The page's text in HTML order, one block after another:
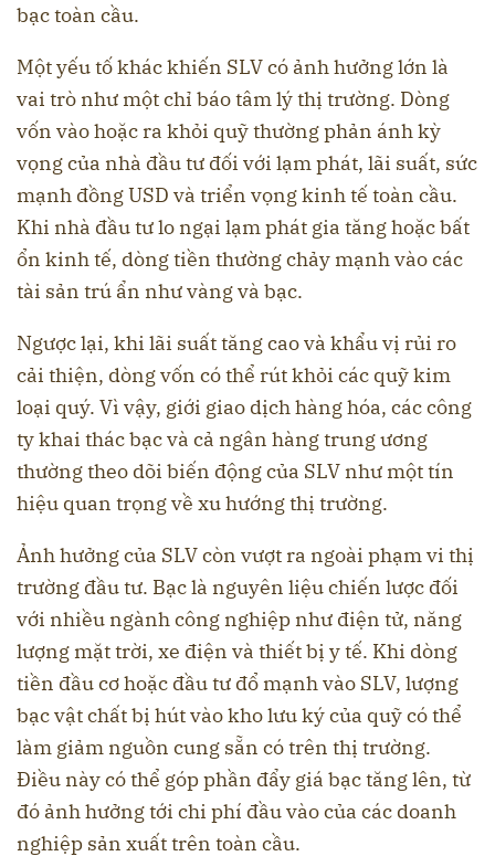
bạc toàn cầu.
Một yếu tố khác khiến SLV có ảnh hưởng lớn là
vai trò như một chỉ báo tâm lý thị trường. Dòng
vốn vào hoặc ra khỏi quỹ thường phản ánh kỳ
vọng của nhà đầu tư đối với lạm phát, lãi suất, sức
mạnh đồng USD và triển vọng kinh tế toàn cầu.
Khi nhà đầu tư lo ngại lạm phát gia tăng hoặc bất
ổn kinh tế, dòng tiền thường chảy mạnh vào các
tài sản trú ẩn như vàng và bạc.
Ngược lại, khi lãi suất tăng cao và khẩu vị rủi ro
cải thiện, dòng vốn có thể rút khỏi các quỹ kim
loại quý. Vì vậy, giới giao dịch hàng hóa, các công
ty khai thác bạc và cả ngân hàng trung ương
thường theo dõi biến động của SLV như một tín
hiệu quan trọng về xu hướng thị trường.
Ảnh hưởng của SLV còn vượt ra ngoài phạm vi thị
trường đầu tư. Bạc là nguyên liệu chiến lược đối
với nhiều ngành công nghiệp như điện tử, năng
lượng mặt trời, xe điện và thiết bị y tế. Khi dòng
tiền đầu cơ hoặc đầu tư đổ mạnh vào SLV, lượng
bạc vật chất bị hút vào kho lưu ký của quỹ có thể
làm giảm nguồn cung sẵn có trên thị trường.
Điều này có thể góp phần đẩy giá bạc tăng lên, từ
đó ảnh hưởng tới chi phí đầu vào của các doanh
nghiệp sản xuất trên toàn cầu.